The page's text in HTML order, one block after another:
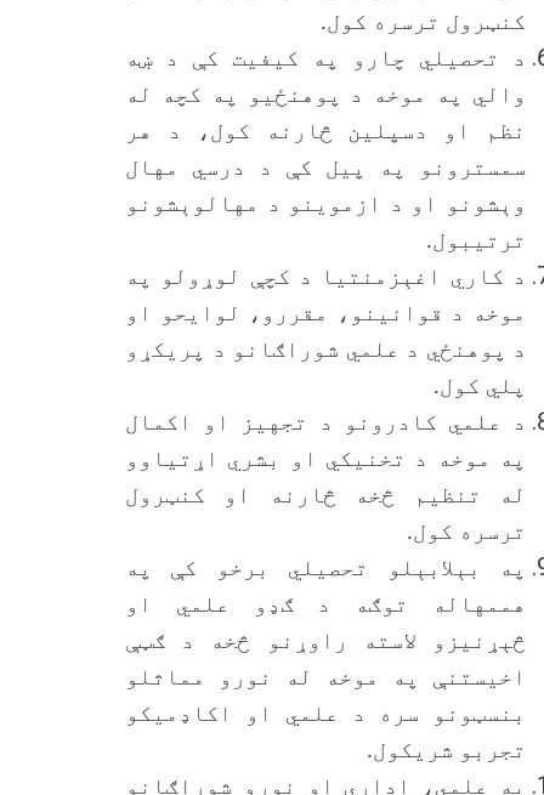
کنټرول ترسره کول.
د تحصیلي چارو په کیفیت کې د ښه
والي په موخه د پوهنځیو په کچه له
نظم او دسپلین څارنه کول، د هر
سمسترونو په پیل کې د درسي مهال
وېشونو او د ازموینو د مهالوېشونو
ترتیبول.
د کاري اغېزمنتیا د کچې لوړولو په
موخه د قوانینو، مقررو، لوایحو او
د پوهنځي د علمي شوراګانو د پریکړو
پلي کول.
د علمي کادرونو د تجهیز او اکمال
په موخه د تخنیکي او بشري اړتیاوو
له تنظیم څخه څارنه او کنټرول
ترسره کول.
په بېلابېلو تحصیلي برخو کې په
هممهاله توګه د ګډو علمي او
څېړنیزو لاسته راوړنو څخه د ګټې
اخیستنې په موخه له نورو مماثلو
بنسټونو سره د علمي او اکاډمیکو
تجربو شریکول.
په علمي، اداري او نورو شوراګانو